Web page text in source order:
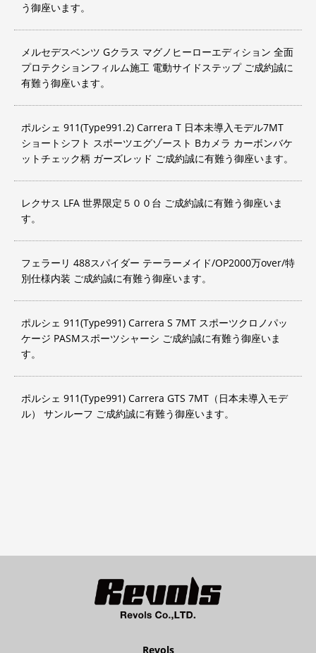
う御座います。
メルセデスベンツ Gクラス マグノヒーローエディション 全面
プロテクションフィルム施工 電動サイドステップ ご成約誠に
有難う御座います。
ポルシェ 911(Type991.2) Carrera T 日本未導入モデル7MT
ショートシフト スポーツエグゾースト Bカメラ カーボンバケ
ットチェック柄 ガーズレッド ご成約誠に有難う御座います。
レクサス LFA 世界限定５００台 ご成約誠に有難う御座いま
す。
フェラーリ 488スパイダー テーラーメイド/OP2000万over/特
別仕様内装 ご成約誠に有難う御座います。
ポルシェ 911(Type991) Carrera S 7MT スポーツクロノパッ
ケージ PASMスポーツシャーシ ご成約誠に有難う御座いま
す。
ポルシェ 911(Type991) Carrera GTS 7MT（日本未導入モデ
ル） サンルーフ ご成約誠に有難う御座います。
Revols